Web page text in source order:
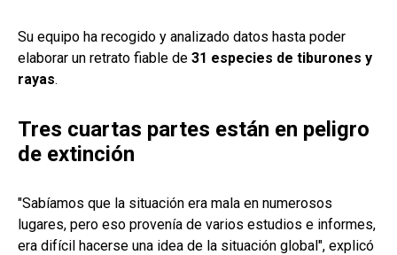
Su equipo ha recogido y analizado datos hasta poder
elaborar un retrato fiable de 31 especies de tiburones y
rayas.
Tres cuartas partes están en peligro
de extinción
"Sabíamos que la situación era mala en numerosos
lugares, pero eso provenía de varios estudios e informes,
era difícil hacerse una idea de la situación global", explicó